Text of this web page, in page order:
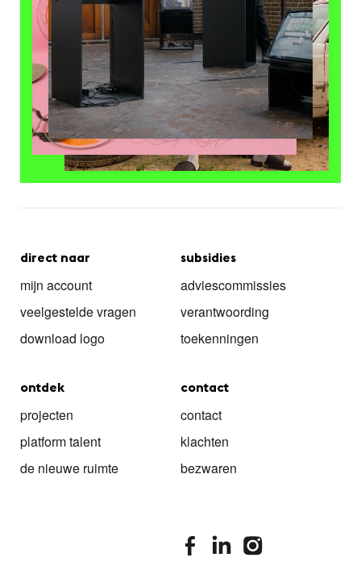
direct naar
mijn account
veelgestelde vragen
download logo
subsidies
adviescommissies
verantwoording
toekenningen
ontdek
projecten
platform talent
de nieuwe ruimte
contact
contact
klachten
bezwaren
stimuleringsfonds facebook
stimuleringsfonds linkedin
stimuleringsfonds